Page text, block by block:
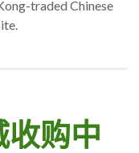
traded Chinese
购中